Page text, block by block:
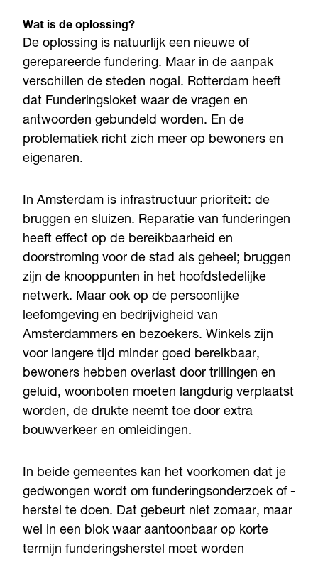
Wat is de oplossing?
De oplossing is natuurlijk een nieuwe of
gerepareerde fundering. Maar in de aanpak
verschillen de steden nogal. Rotterdam heeft
dat Funderingsloket waar de vragen en
antwoorden gebundeld worden. En de
problematiek richt zich meer op bewoners en
eigenaren.
In Amsterdam is infrastructuur prioriteit: de
bruggen en sluizen. Reparatie van funderingen
heeft effect op de bereikbaarheid en
doorstroming voor de stad als geheel; bruggen
zijn de knooppunten in het hoofdstedelijke
netwerk. Maar ook op de persoonlijke
leefomgeving en bedrijvigheid van
Amsterdammers en bezoekers. Winkels zijn
voor langere tijd minder goed bereikbaar,
bewoners hebben overlast door trillingen en
geluid, woonboten moeten langdurig verplaatst
worden, de drukte neemt toe door extra
bouwverkeer en omleidingen.
In beide gemeentes kan het voorkomen dat je
gedwongen wordt om funderingsonderzoek of -
herstel te doen. Dat gebeurt niet zomaar, maar
wel in een blok waar aantoonbaar op korte
termijn funderingsherstel moet worden